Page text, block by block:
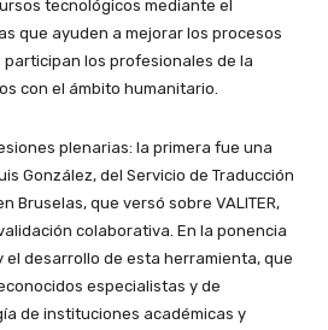
tecnológicos mediante el
que ayuden a mejorar los procesos
los profesionales de la
con el ámbito humanitario.
plenarias: la primera fue una
González, del Servicio de Traducción
Bruselas, que versó sobre VALITER,
colaborativa. En la ponencia
el desarrollo de esta herramienta, que
especialistas y de
de instituciones académicas y